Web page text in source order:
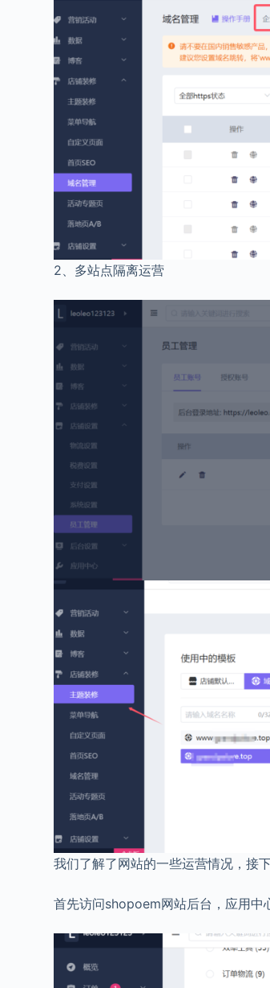
2、多站点隔离运营
我们了解了网站的一些运营情况，接
首先访问shopoem网站后台，应用中